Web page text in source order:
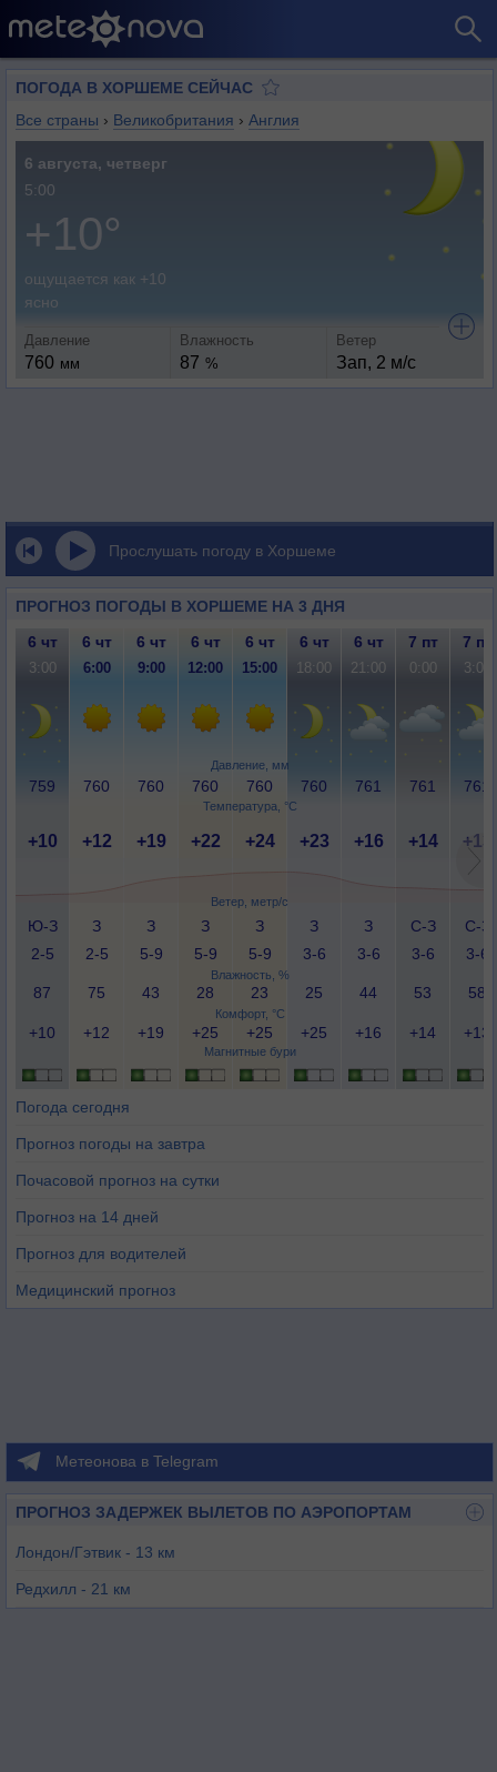
ПОГОДА В ХОРШЕМЕ СЕЙЧАС
Все страны › Великобритания › Англия
6 августа, четверг
5:00
+10°
ощущается как +10
ясно
Давление
760 мм
Влажность
87 %
Ветер
Зап, 2 м/с
Прослушать погоду в Хоршеме
ПРОГНОЗ ПОГОДЫ В ХОРШЕМЕ НА 3 ДНЯ
Давление, мм
Температура, °C
Ветер, метр/с
Влажность, %
Комфорт, °C
Магнитные бури
6 чт 6 чт 6 чт 6 чт 6 чт 6 чт 6 чт 7 пт 7 пт
3:00 6:00 9:00 12:00 15:00 18:00 21:00 0:00 3:00
759 760 760 760 760 760 761 761 761
+10 +12 +19 +22 +24 +23 +16 +14 +13
Ю-З
2-5
З
2-5
З
5-9
З
5-9
З
5-9
З
3-6
З
3-6
С-З
3-6
С-З
3-6
87 75 43 28 23 25 44 53 58
+10 +12 +19 +25 +25 +25 +16 +14 +13
Погода сегодня
Прогноз погоды на завтра
Почасовой прогноз на сутки
Прогноз на 14 дней
Прогноз для водителей
Медицинский прогноз
Метеонова в Telegram
ПРОГНОЗ ЗАДЕРЖЕК ВЫЛЕТОВ ПО АЭРОПОРТАМ
Лондон/Гэтвик - 13 км
Редхилл - 21 км